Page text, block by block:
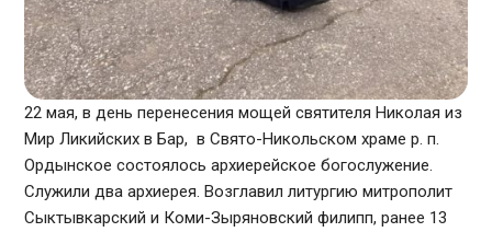
22 мая, в день перенесения мощей святителя Николая из
Мир Ликийских в Бар, в Свято-Никольском храме р. п.
Ордынское состоялось архиерейское богослужение.
Служили два архиерея. Возглавил литургию митрополит
Сыктывкарский и Коми-Зыряновский филипп, ранее 13